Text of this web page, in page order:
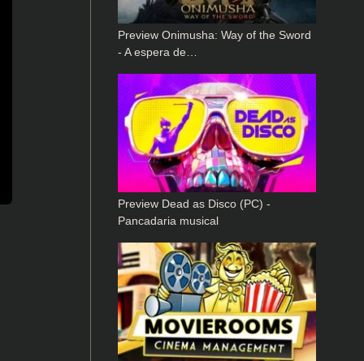
Preview Onimusha: Way of the Sword
- A espera de…
Preview Dead as Disco (PC) -
Pancadaria musical